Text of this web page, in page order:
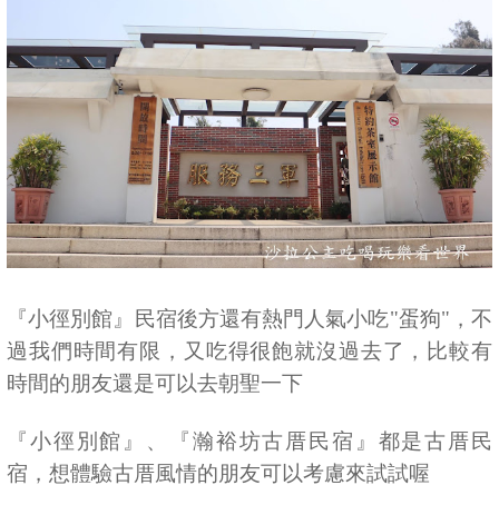
『小徑別館』民宿後方還有熱門人氣小吃"蛋狗"，不
過我們時間有限，又吃得很飽就沒過去了，比較有
時間的朋友還是可以去朝聖一下
『小徑別館』、『瀚裕坊古厝民宿』都是古厝民
宿，想體驗古厝風情的朋友可以考慮來試試喔